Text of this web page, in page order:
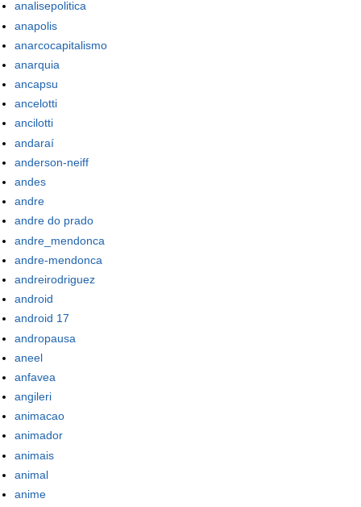
analisepolitica
anapolis
anarcocapitalismo
anarquia
ancapsu
ancelotti
ancilotti
andaraí
anderson-neiff
andes
andre
andre do prado
andre_mendonca
andre-mendonca
andreirodriguez
android
android 17
andropausa
aneel
anfavea
angileri
animacao
animador
animais
animal
anime